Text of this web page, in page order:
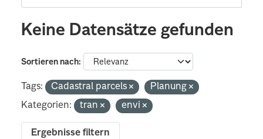
Keine Datensätze gefunden
Sortieren nach
Tags: Cadastral parcels
Planung
Kategorien:
tran envi
Ergebnisse filtern